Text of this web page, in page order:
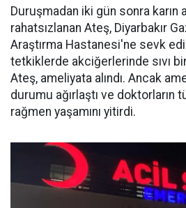
Duruşmadan iki gün sonra karın
rahatsızlanan Ateş, Diyarbakır
Araştırma Hastanesi'ne sevk
tetkiklerde akciğerlerinde sıvı
Ateş, ameliyata alındı. Ancak
durumu ağırlaştı ve doktorların
rağmen yaşamını yitirdi.